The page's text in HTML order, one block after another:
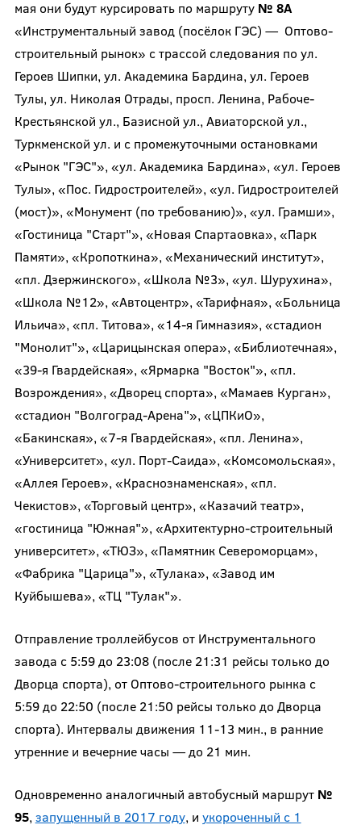
мая они будут курсировать по маршруту № 8А
«Инструментальный завод (посёлок ГЭС) — Оптово-
строительный рынок» с трассой следования по ул.
Героев Шипки, ул. Академика Бардина, ул. Героев
Тулы, ул. Николая Отрады, просп. Ленина, Рабоче-
Крестьянской ул., Базисной ул., Авиаторской ул.,
Туркменской ул. и с промежуточными остановками
«Рынок "ГЭС"», «ул. Академика Бардина», «ул. Героев
Тулы», «Пос. Гидростроителей», «ул. Гидростроителей
(мост)», «Монумент (по требованию)», «ул. Грамши»,
«Гостиница "Старт"», «Новая Спартаовка», «Парк
Памяти», «Кропоткина», «Механический институт»,
«пл. Дзержинского», «Школа №3», «ул. Шурухина»,
«Школа №12», «Автоцентр», «Тарифная», «Больница
Ильича», «пл. Титова», «14-я Гимназия», «стадион
"Монолит"», «Царицынская опера», «Библиотечная»,
«39-я Гвардейская», «Ярмарка "Восток"», «пл.
Возрождения», «Дворец спорта», «Мамаев Курган»,
«стадион "Волгоград-Арена"», «ЦПКиО»,
«Бакинская», «7-я Гвардейская», «пл. Ленина»,
«Университет», «ул. Порт-Саида», «Комсомольская»,
«Аллея Героев», «Краснознаменская», «пл.
Чекистов», «Торговый центр», «Казачий театр»,
«гостиница "Южная"», «Архитектурно-строительный
университет», «ТЮЗ», «Памятник Североморцам»,
«Фабрика "Царица"», «Тулака», «Завод им
Куйбышева», «ТЦ "Тулак"».
Отправление троллейбусов от Инструментального
завода с 5:59 до 23:08 (после 21:31 рейсы только до
Дворца спорта), от Оптово-строительного рынка с
5:59 до 22:50 (после 21:50 рейсы только до Дворца
спорта). Интервалы движения 11-13 мин., в ранние
утренние и вечерние часы — до 21 мин.
Одновременно аналогичный автобусный маршрут №
95, запущенный в 2017 году, и укороченный с 1